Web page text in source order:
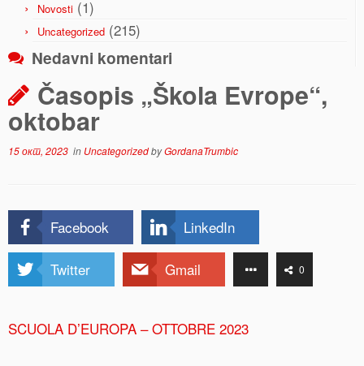
Novosti (1)
Uncategorized (215)
Nedavni komentari
Časopis „Škola Evrope“,
oktobar
15 окт, 2023 in UncategorizedbyGordanaTrumbic
Facebook LinkedIn
Twitter Gmail 0
SCUOLA D’EUROPA – OTTOBRE 2023